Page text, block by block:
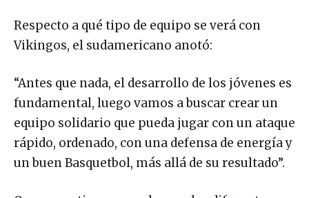
Respecto a qué tipo de equipo se verá con
Vikingos, el sudamericano anotó:
“Antes que nada, el desarrollo de los jóvenes es
fundamental, luego vamos a buscar crear un
equipo solidario que pueda jugar con un ataque
rápido, ordenado, con una defensa de energía y
un buen Basquetbol, más allá de su resultado”.